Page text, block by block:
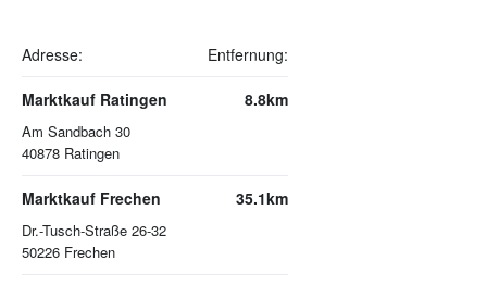
Adresse: Entfernung:
Marktkauf Ratingen
Am Sandbach 30
40878 Ratingen
8.8km
Marktkauf Frechen
Dr.-Tusch-Straße 26-32
50226 Frechen
35.1km